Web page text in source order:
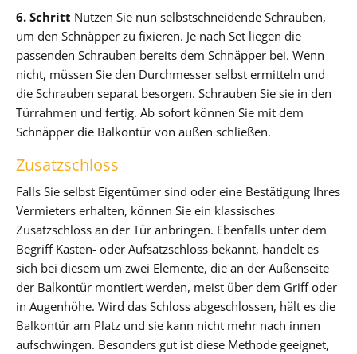
6. Schritt Nutzen Sie nun selbstschneidende Schrauben,
um den Schnäpper zu fixieren. Je nach Set liegen die
passenden Schrauben bereits dem Schnäpper bei. Wenn
nicht, müssen Sie den Durchmesser selbst ermitteln und
die Schrauben separat besorgen. Schrauben Sie sie in den
Türrahmen und fertig. Ab sofort können Sie mit dem
Schnäpper die Balkontür von außen schließen.
Zusatzschloss
Falls Sie selbst Eigentümer sind oder eine Bestätigung Ihres
Vermieters erhalten, können Sie ein klassisches
Zusatzschloss an der Tür anbringen. Ebenfalls unter dem
Begriff Kasten- oder Aufsatzschloss bekannt, handelt es
sich bei diesem um zwei Elemente, die an der Außenseite
der Balkontür montiert werden, meist über dem Griff oder
in Augenhöhe. Wird das Schloss abgeschlossen, hält es die
Balkontür am Platz und sie kann nicht mehr nach innen
aufschwingen. Besonders gut ist diese Methode geeignet,